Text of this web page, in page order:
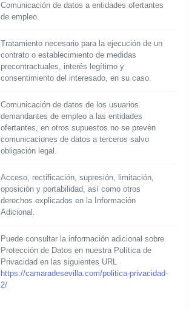
Comunicación de datos a entidades ofertantes
de empleo.
Tratamiento necesario para la ejecución de un
contrato o establecimiento de medidas
precontractuales, interés legítimo y
consentimiento del interesado, en su caso.
Comunicación de datos de los usuarios
demandantes de empleo a las entidades
ofertantes, en otros supuestos no se prevén
comunicaciones de datos a terceros salvo
obligación legal.
Acceso, rectificación, supresión, limitación,
oposición y portabilidad, así como otros
derechos explicados en la Información
Adicional.
Puede consultar la información adicional sobre
Protección de Datos en nuestra Política de
Privacidad en las siguientes URL
https://camaradesevilla.com/politica-privacidad-
2/